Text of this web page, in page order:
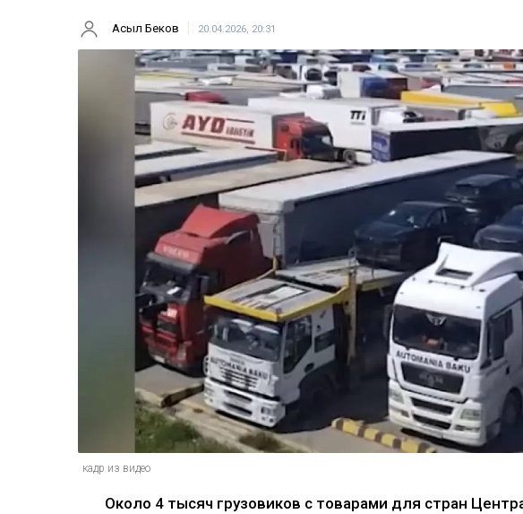
Асыл Беков 20.04.2026, 20:31
кадр из видео
Около 4 тысяч грузовиков с товарами для стран